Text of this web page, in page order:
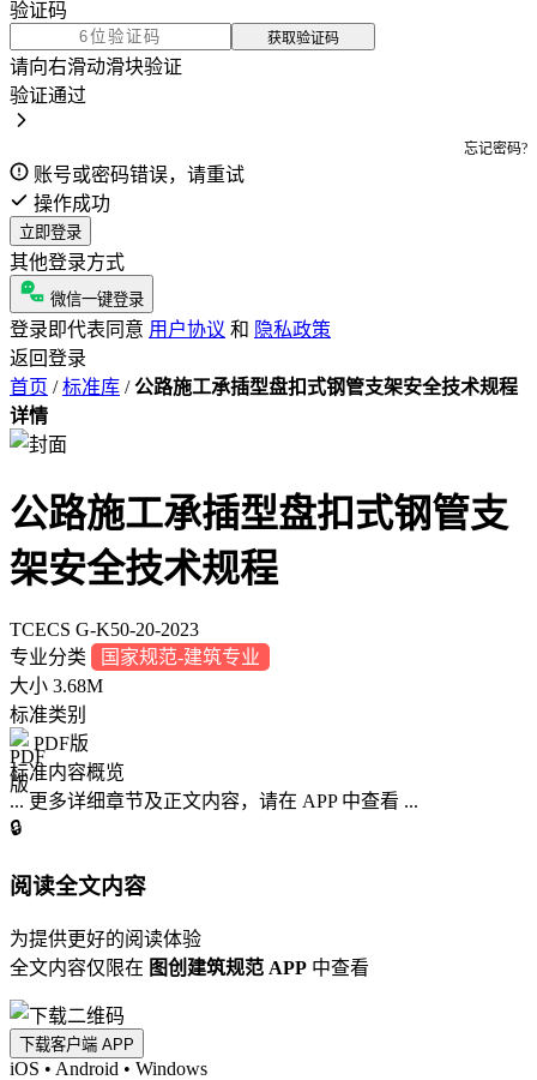
验证码
获取验证码
请向右滑动滑块验证
验证通过
忘记密码?
账号或密码错误，请重试
操作成功
立即登录
其他登录方式
微信一键登录
登录即代表同意 用户协议 和 隐私政策
返回登录
首页 / 标准库 / 公路施工承插型盘扣式钢管支架安全技术规程
详情
公路施工承插型盘扣式钢管支
架安全技术规程
TCECS G-K50-20-2023
专业分类
国家规范-建筑专业
大小 3.68M
标准类别
PDF版
标准内容概览
... 更多详细章节及正文内容，请在 APP 中查看 ...
🔒
阅读全文内容
为提供更好的阅读体验
全文内容仅限在 图创建筑规范 APP 中查看
下载客户端 APP
iOS • Android • Windows